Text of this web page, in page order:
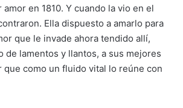
en 1810. Y cuando la vio en el
Ella dispuesto a amarlo para
que le invade ahora tendido allí,
de lamentos y llantos, a sus mejores
que como un fluido vital lo reúne con